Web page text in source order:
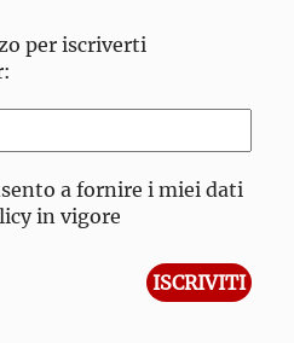
per iscriverti
a fornire i miei dati
in vigore